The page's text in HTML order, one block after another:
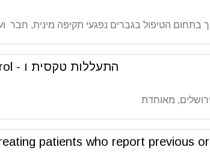
בתחום הטיפול בגברים נפגעי תקיפה מינית, חבר
התעללות טקסית ו - mind control - זיהוי ואבחון
מאוחדת
patients who report previous